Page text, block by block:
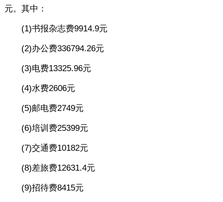
元。其中：
(1)书报杂志费9914.9元
(2)办公费336794.26元
(3)电费13325.96元
(4)水费2606元
(5)邮电费2749元
(6)培训费25399元
(7)交通费10182元
(8)差旅费12631.4元
(9)招待费8415元